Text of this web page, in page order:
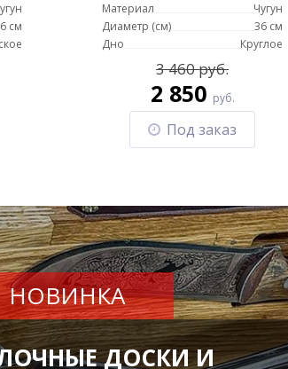
см
Материал
Чугун
Диаметр (см)
36 см
Дно
Круглое
3 460 руб.
2 850 руб.
Под заказ
НОВИНКА
ДОСКИ И